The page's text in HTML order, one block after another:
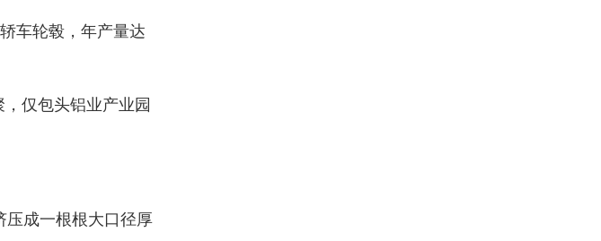
车轮毂，年产量达
仅包头铝业产业园
压成一根根大口径厚